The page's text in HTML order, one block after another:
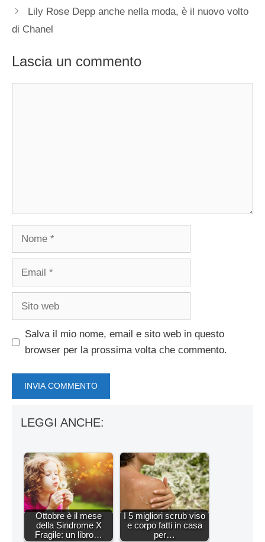
Lily Rose Depp anche nella moda, è il nuovo volto
di Chanel
Lascia un commento
Nome
Email
Sito
Salva il mio nome, email e sito web in questo
browser per la prossima volta che commento.
LEGGI ANCHE:
Ottobre è il mese
della Sindrome X
Fragile: un libro…
I 5 migliori scrub viso
e corpo fatti in casa
per…